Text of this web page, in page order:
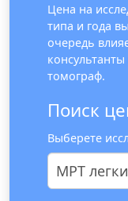
Цена на
типа и года
очередь
томограф.
Поиск
Выберете
МРТ